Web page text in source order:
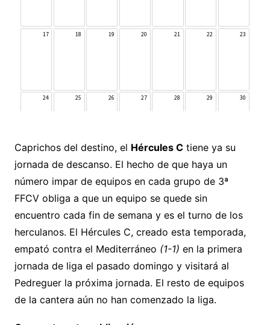
Caprichos del destino, el Hércules Ctiene ya su
jornada de descanso. El hecho de que haya un
número impar de equipos en cada grupo de 3ª
FFCV obliga a que un equipo se quede sin
encuentro cada fin de semana y es el turno de los
herculanos. El Hércules C, creado esta temporada,
empató contra el Mediterráneo (1-1) en la primera
jornada de liga el pasado domingo y visitará al
Pedreguer la próxima jornada. El resto de equipos
de la cantera aún no han comenzado la liga.